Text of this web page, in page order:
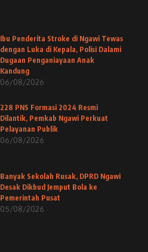
Ibu Penderita Stroke di Ngawi Tewas
dengan Luka di Kepala, Polisi Dalami
Dugaan Penganiayaan Anak
Kandung
06/08/2026
228 PNS Formasi 2024 Resmi
Dilantik, Pemkab Ngawi Perkuat
Pelayanan Publik
06/08/2026
Banyak Sekolah Rusak, DPRD Ngawi
Desak Dikbud Jemput Bola ke
Pemerintah Pusat
05/08/2026